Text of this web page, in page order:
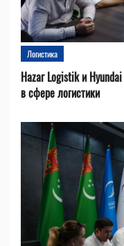
Логистика
Hazar Logistik и
в сфере логистики